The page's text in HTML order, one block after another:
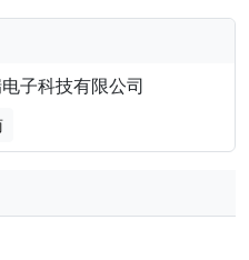
子科技有限公司